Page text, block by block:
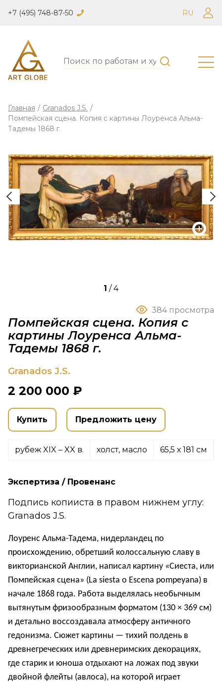
+7 (495) 748-87-50 RU
Главная / Granados J.S. /
Помпейская сцена‎. Копия с картины Лоуренса Альма-
Тадемы 1868 г.
1 /4
384 просмотра
Помпейская сцена‎. Копия с
картины Лоуренса Альма-
Тадемы 1868 г.
Granados J.S.
2 200 000 ₽
Купить Предложить цену
рубеж XIX – XX в. холст, масло 65,5 х 181 см
Экспертиза / Провенанс
Подпись копииста в правом нижнем углу:
Granados J.S.
Лоуренс Альма-Тадема, нидерландец по
происхождению, обретший колоссальную славу в
викторианской Англии, написал картину «Сиеста, или
Помпейская сцена» (La siesta o Escena pompeyana) в
начале 1868 года. Работа выделялась необычным
вытянутым фризообразным форматом (130 × 369 см)
и детально воссоздавала атмосферу античного
гедонизма. Сюжет картины — тихий полдень в
древнегреческих или древнеримских декорациях,
где старик и юноша отдыхают на ложах под звуки
двойной флейты (авлоса), на которой играет